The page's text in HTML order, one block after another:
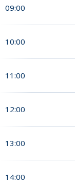
09:00
10:00
11:00
12:00
13:00
14:00